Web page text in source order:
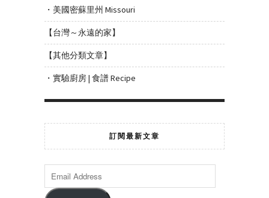
・美國密蘇里州 Missouri
【台灣～永遠的家】
【其他分類文章】
・實驗廚房 | 食譜 Recipe
訂閱最新文章